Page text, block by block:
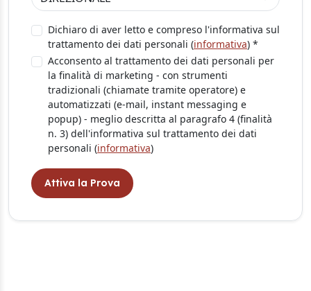
Dichiaro di aver letto e compreso l'informativa sul
trattamento dei dati personali (informativa) *
Acconsento al trattamento dei dati personali per
la finalità di marketing - con strumenti
tradizionali (chiamate tramite operatore) e
automatizzati (e-mail, instant messaging e
popup) - meglio descritta al paragrafo 4 (finalità
n. 3) dell'informativa sul trattamento dei dati
personali (informativa)
Attiva la Prova